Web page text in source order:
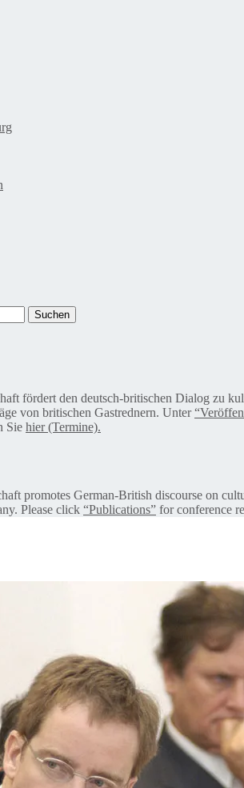
fördert den deutsch-britischen Dialog zu
von britischen Gastrednern. Unter
Sie hier (Termine).
promotes German-British discourse on
Please click “Publications” for conference